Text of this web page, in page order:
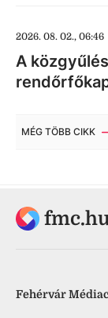
2026. 08. 02., 06:46
A
MÉG TÖBB CIKK
Fehérvár